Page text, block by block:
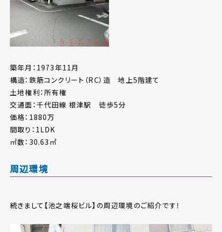
築年月：1973年11月
構造：鉄筋コンクリート（RC）造 地上5階建て
土地権利：所有権
交通面：千代田線 根津駅 徒歩5分
価格：1880万
間取り：1LDK
㎡数：30.63㎡
周辺環境
続きまして【池之端桜ビル】の周辺環境のご紹介です！